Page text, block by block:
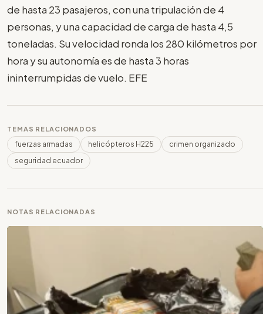
de hasta 23 pasajeros, con una tripulación de 4
personas, y una capacidad de carga de hasta 4,5
toneladas. Su velocidad ronda los 280 kilómetros por
hora y su autonomía es de hasta 3 horas
ininterrumpidas de vuelo. EFE
TEMAS RELACIONADOS
fuerzas armadas helicópteros H225
crimen organizado
seguridad ecuador
NOTAS RELACIONADAS